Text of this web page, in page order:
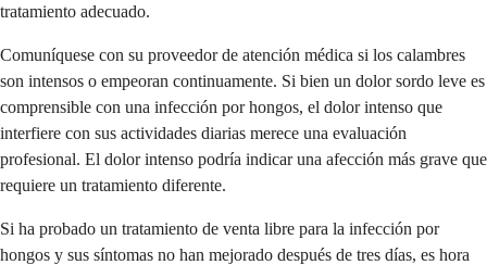
tratamiento adecuado.
Comuníquese con su proveedor de atención médica si los calambres
son intensos o empeoran continuamente. Si bien un dolor sordo leve es
comprensible con una infección por hongos, el dolor intenso que
interfiere con sus actividades diarias merece una evaluación
profesional. El dolor intenso podría indicar una afección más grave que
requiere un tratamiento diferente.
Si ha probado un tratamiento de venta libre para la infección por
hongos y sus síntomas no han mejorado después de tres días, es hora